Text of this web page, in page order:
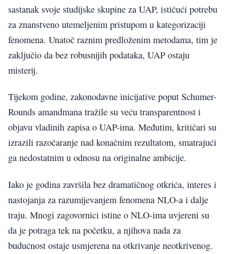
sastanak svoje studijske skupine za UAP, ističući potrebu
za znanstveno utemeljenim pristupom u kategorizaciji
fenomena. Unatoč raznim predloženim metodama, tim je
zaključio da bez robusnijih podataka, UAP ostaju
misterij.
Tijekom godine, zakonodavne inicijative poput Schumer-
Rounds amandmana tražile su veću transparentnost i
objavu vladinih zapisa o UAP-ima. Međutim, kritičari su
izrazili razočaranje nad konačnim rezultatom, smatrajući
ga nedostatnim u odnosu na originalne ambicije.
Iako je godina završila bez dramatičnog otkrića, interes i
nastojanja za razumijevanjem fenomena NLO-a i dalje
traju. Mnogi zagovornici istine o NLO-ima uvjereni su
da je potraga tek na početku, a njihova nada za
budućnost ostaje usmjerena na otkrivanje neotkrivenog.